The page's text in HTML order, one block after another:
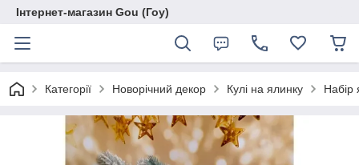
Інтернет-магазин Gou (Гоу)
Категорії Новорічний декор Кулі на ялинку Набір